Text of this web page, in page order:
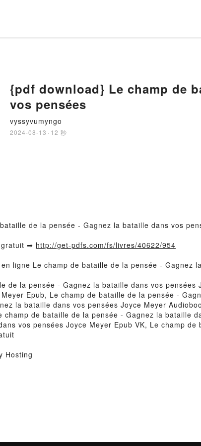
{pdf download} Le champ de bataille de la
vos pensées
vyssyvumyngo
2024-08-13 · 12 秒
de la pensée - Gagnez la bataille dans vos
gratuit ➡ http://get-pdfs.com/fs/livres/40622/954
ligne Le champ de bataille de la pensée - Gagnez
de la pensée - Gagnez la bataille dans vos
Epub, Le champ de bataille de la pensée -
la bataille dans vos pensées Joyce Meyer
champ de bataille de la pensée - Gagnez la bataille
vos pensées Joyce Meyer Epub VK, Le champ
Hosting